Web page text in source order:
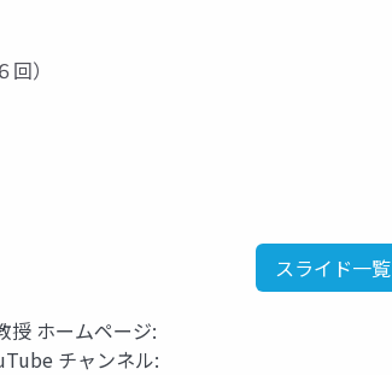
）
スライド一覧
授 ホームページ:
チャンネル: